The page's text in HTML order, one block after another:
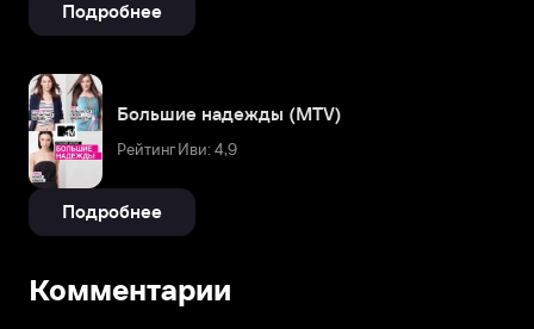
Подробнее
Большие надежды (MTV)
Рейтинг Иви: 4,9
Подробнее
Виктория
Комментарии